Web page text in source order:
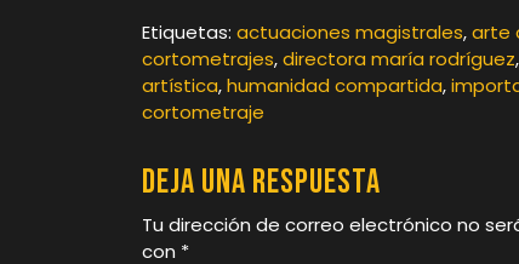
Etiquetas: actuaciones magistrales,arte
cortometrajes,directora maría rodríguez,
artística,humanidad compartida,
cortometraje
Deja una respuesta
Tu dirección de correo electrónico no
con *